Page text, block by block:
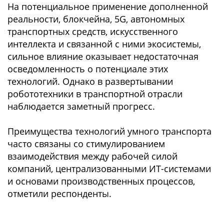
На потенциальное применение дополненной
реальности, блокчейна, 5G, автономных
транспортных средств, искусственного
интеллекта и связанной с ними экосистемы,
сильное влияние оказывает недостаточная
осведомленность о потенциале этих
технологий. Однако в развертывании
робототехники в транспортной отрасли
наблюдается заметный прогресс.
Преимущества технологий умного транспорта
часто связаны со стимулированием
взаимодействия между рабочей силой
компаний, централизованными ИТ-системами
и основами производственных процессов,
отметили респонденты.